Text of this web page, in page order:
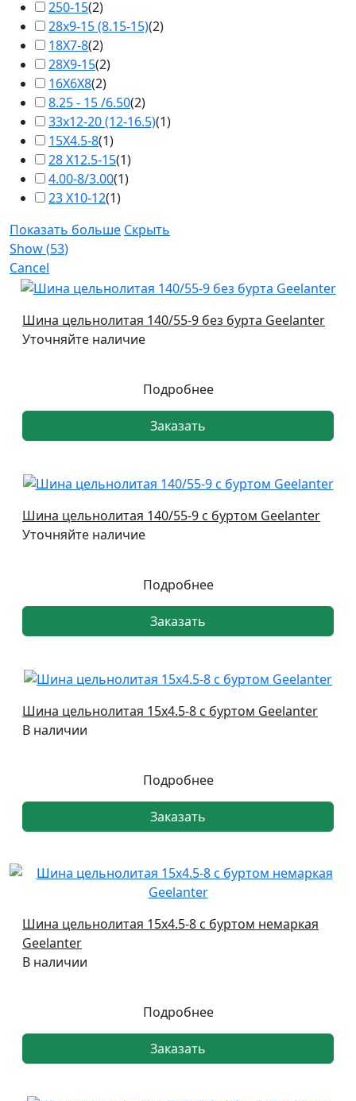
250-15(2)
28х9-15 (8.15-15)(2)
18X7-8(2)
28X9-15(2)
16X6X8(2)
8.25 - 15 /6.50(2)
33x12-20 (12-16.5)(1)
15X4.5-8(1)
28 X12.5-15(1)
4.00-8/3.00(1)
23 X10-12(1)
Показать больше Скрыть
Show(53)
Cancel
Шина цельнолитая 140/55-9 без бурта Geelanter
Уточняйте наличие
Подробнее
Заказать
Шина цельнолитая 140/55-9 с буртом Geelanter
Уточняйте наличие
Подробнее
Заказать
Шина цельнолитая 15х4.5-8 с буртом Geelanter
В наличии
Подробнее
Заказать
Шина цельнолитая 15х4.5-8 с буртом немаркая
Geelanter
В наличии
Подробнее
Заказать